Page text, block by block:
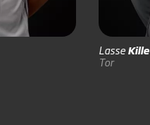
LasseKille
Tor